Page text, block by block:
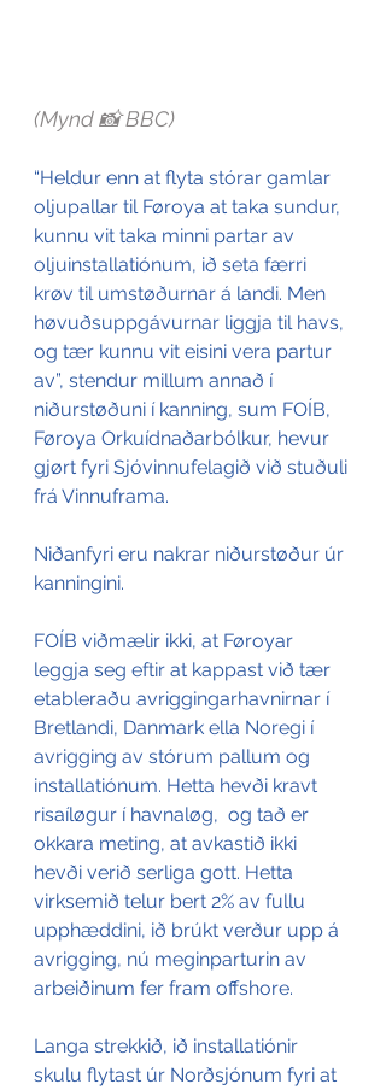
(Mynd 📸 BBC)
“Heldur enn at flyta stórar gamlar
oljupallar til Føroya at taka sundur,
kunnu vit taka minni partar av
oljuinstallatiónum, ið seta færri
krøv til umstøðurnar á landi. Men
høvuðsuppgávurnar liggja til havs,
og tær kunnu vit eisini vera partur
av”, stendur millum annað í
niðurstøðuni í kanning, sum FOÍB,
Føroya Orkuídnaðarbólkur, hevur
gjørt fyri Sjóvinnufelagið við stuðuli
frá Vinnuframa.
Niðanfyri eru nakrar niðurstøður úr
kanningini.
FOÍB viðmælir ikki, at Føroyar
leggja seg eftir at kappast við tær
etableraðu avriggingarhavnirnar í
Bretlandi, Danmark ella Noregi í
avrigging av stórum pallum og
installatiónum. Hetta hevði kravt
risaíløgur í havnaløg,  og tað er
okkara meting, at avkastið ikki
hevði verið serliga gott. Hetta
virksemið telur bert 2% av fullu
upphæddini, ið brúkt verður upp á
avrigging, nú meginparturin av
arbeiðinum fer fram offshore.
Langa strekkið, ið installatiónir
skulu flytast úr Norðsjónum fyri at